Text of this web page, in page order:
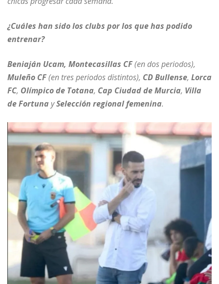
¿Cuáles han sido los clubs por los que has podido
entrenar?
Beniaján Ucam, Montecasillas CF(en dos periodos),
Muleño CF(en tres periodos distintos), CD Bullense, Lorca
FC, Olímpico de Totana, Cap Ciudad de Murcia, Villa
de Fortuna ySelección regional femenina.